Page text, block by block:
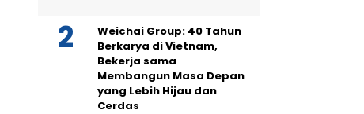
Weichai Group: 40 Tahun
Berkarya di Vietnam,
Bekerja sama
Membangun Masa Depan
yang Lebih Hijau dan
Cerdas